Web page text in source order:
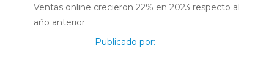
Ventas online crecieron 22% en 2023 respecto al
año anterior
Publicado por: